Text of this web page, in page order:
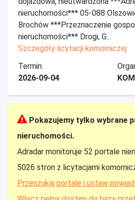
nieruchomości*** 05-088
Brochów ***Przeznaczenie
nieruchomości*** Drogi, G...
Szczegóły licytacji komorniczej
Termin:
2026-09-04
Pokazujemy tylko wybrane
nieruchomości.
Adradar monitoruje 52 portale
5026 stron z licytacjami
Przeszukaj portale i ustaw